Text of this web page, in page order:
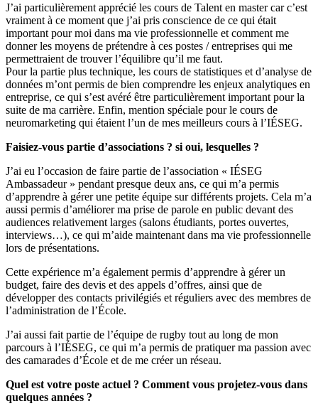
J’ai particulièrement apprécié les cours de Talent en master car c’est
vraiment à ce moment que j’ai pris conscience de ce qui était
important pour moi dans ma vie professionnelle et comment me
donner les moyens de prétendre à ces postes / entreprises qui me
permettraient de trouver l’équilibre qu’il me faut.
Pour la partie plus technique, les cours de statistiques et d’analyse de
données m’ont permis de bien comprendre les enjeux analytiques en
entreprise, ce qui s’est avéré être particulièrement important pour la
suite de ma carrière. Enfin, mention spéciale pour le cours de
neuromarketing qui étaient l’un de mes meilleurs cours à l’IÉSEG.
Faisiez-vous partie d’associations ? si oui, lesquelles ?
J’ai eu l’occasion de faire partie de l’association « IÉSEG
Ambassadeur » pendant presque deux ans, ce qui m’a permis
d’apprendre à gérer une petite équipe sur différents projets. Cela m’a
aussi permis d’améliorer ma prise de parole en public devant des
audiences relativement larges (salons étudiants, portes ouvertes,
interviews…), ce qui m’aide maintenant dans ma vie professionnelle
lors de présentations.
Cette expérience m’a également permis d’apprendre à gérer un
budget, faire des devis et des appels d’offres, ainsi que de
développer des contacts privilégiés et réguliers avec des membres de
l’administration de l’École.
J’ai aussi fait partie de l’équipe de rugby tout au long de mon
parcours à l’IÉSEG, ce qui m’a permis de pratiquer ma passion avec
des camarades d’École et de me créer un réseau.
Quel est votre poste actuel ? Comment vous projetez-vous dans
quelques années ?